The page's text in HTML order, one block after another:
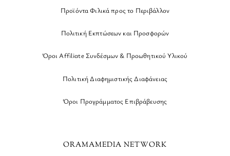
Προϊόντα Φιλικά προς το Περιβάλλον
Πολιτική Εκπτώσεων και Προσφορών
Όροι Affiliate Συνδέσμων & Προωθητικού Υλικού
Πολιτική Διαφημιστικής Διαφάνειας
Όροι Προγράμματος Επιβράβευσης
ORAMAMEDIA NETWORK